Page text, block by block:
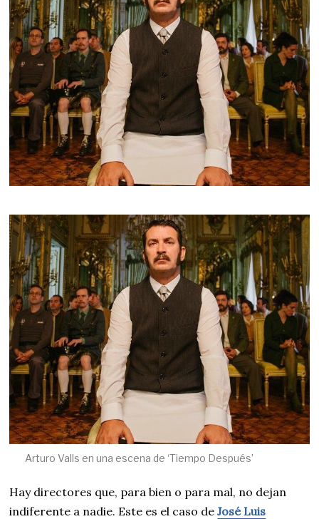
Arturo Valls en una escena de ‘Tiempo Después’
Hay directores que, para bien o para mal, no dejan
indiferente a nadie. Este es el caso deJosé Luis